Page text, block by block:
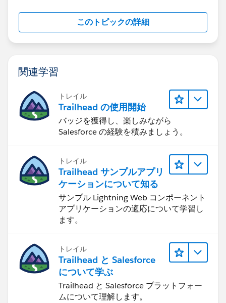
このトピックの詳細
関連学習
トレイル
Trailhead の使用開始
バッジを獲得し、楽しみながら
Salesforce の経験を積みましょう。
トレイル
Trailhead サンプルアプリ
ケーションについて知る
サンプル Lightning Web コンポーネント
アプリケーションの適応について学習し
ます。
トレイル
Trailhead と Salesforce
について学ぶ
Trailhead と Salesforce プラットフォー
ムについて理解します。